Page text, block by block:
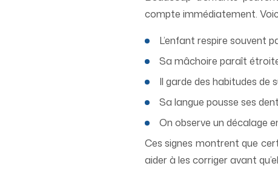
compte immédiatement.
L’enfant respire souvent
Sa mâchoire paraît
Il garde des habitudes de
Sa langue pousse ses
On observe un décalage
Ces signes montrent que
aider à les corriger avant